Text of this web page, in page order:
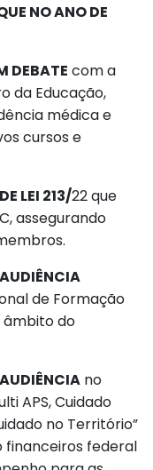
NO ANO DE
DEBATE com a
da Educação,
médica e
cursos e
LEI 213/22 que
assegurando
de Formação
âmbito do
no
APS, Cuidado
no Território”
financeiros federal